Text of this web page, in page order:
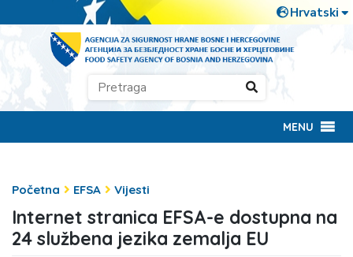
MENU
Početna EFSA Vijesti
Internet stranica EFSA-e dostupna na
24 službena jezika zemalja EU